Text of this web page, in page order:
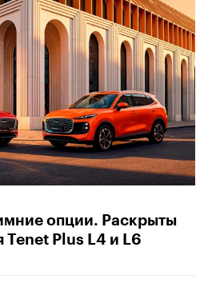
опции. Раскрыты
Tenet Plus L4 и L6